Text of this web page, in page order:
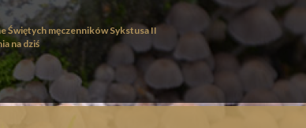
Świętych męczenników Sykstusa II
na dziś